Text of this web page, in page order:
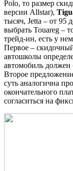
Polo, то размер
версии Allstar),
тысяч, Jetta – от 95
выбрать Touareg –
трейд-ин, есть у
Первое –
автошколы
автомобиль
Второе
суть аналогична
окончательного
согласиться на